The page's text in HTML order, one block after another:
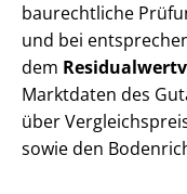
baurechtliche
und bei
dem
Marktdaten des
über
sowie den